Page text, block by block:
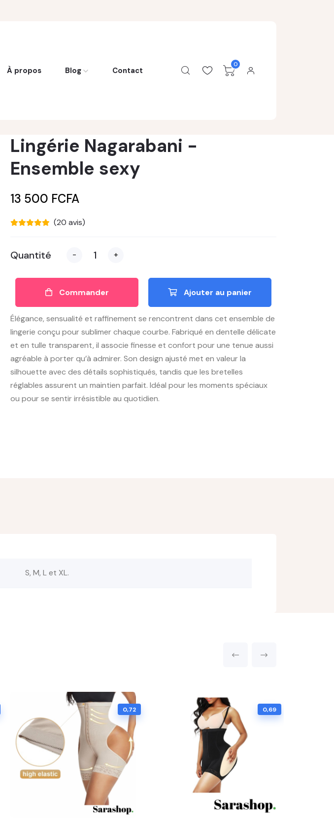
À propos Blog Contact
0
Lingérie Nagarabani -
Ensemble sexy
13 500 FCFA
(20 avis)
Quantité - +
Commander Ajouter au panier
Élégance, sensualité et raffinement se rencontrent dans cet ensemble de
lingerie conçu pour sublimer chaque courbe. Fabriqué en dentelle délicate
et en tulle transparent, il associe finesse et confort pour une tenue aussi
agréable à porter qu’à admirer. Son design ajusté met en valeur la
silhouette avec des détails sophistiqués, tandis que les bretelles
réglables assurent un maintien parfait. Idéal pour les moments spéciaux
ou pour se sentir irrésistible au quotidien.
S, M, L et XL.
0,72 0,69